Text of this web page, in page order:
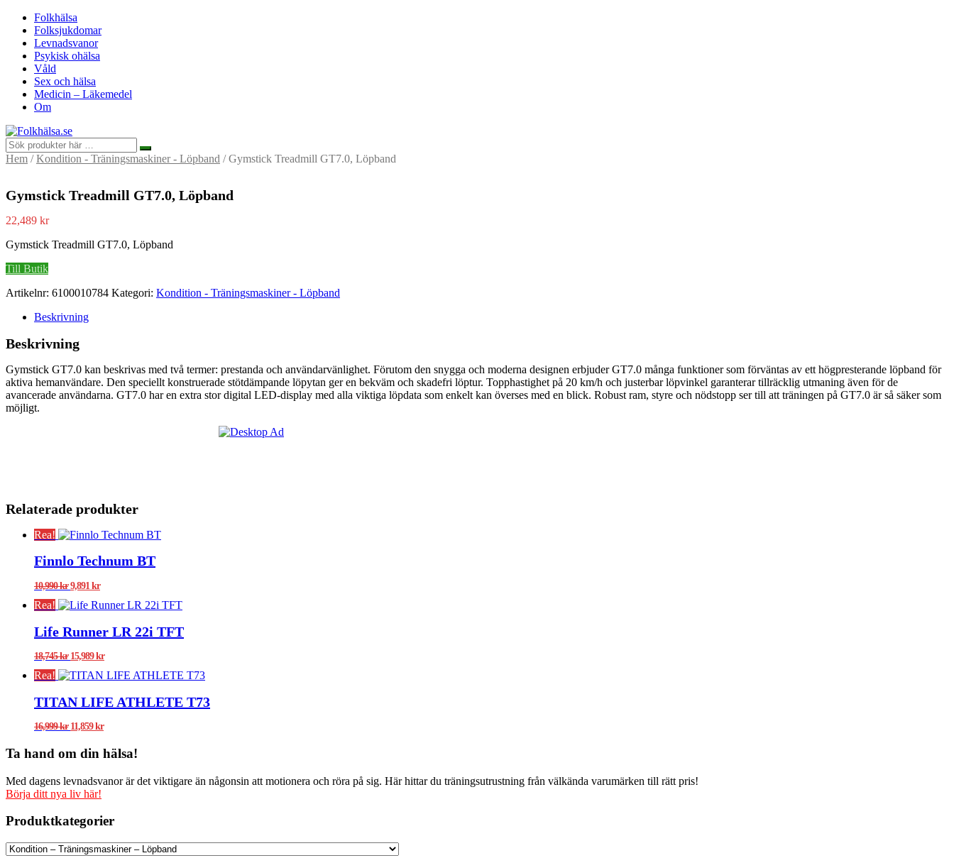
Folkhälsa
Folksjukdomar
Levnadsvanor
Psykisk ohälsa
Våld
Sex och hälsa
Medicin – Läkemedel
Om
Hem /Kondition - Träningsmaskiner - Löpband / Gymstick Treadmill GT7.0, Löpband
Gymstick Treadmill GT7.0, Löpband
22,489 kr
Gymstick Treadmill GT7.0, Löpband
Till Butik
Artikelnr: 6100010784 Kategori: Kondition - Träningsmaskiner - Löpband
Beskrivning
Beskrivning
Gymstick GT7.0 kan beskrivas med två termer: prestanda och användarvänlighet. Förutom den snygga och moderna designen erbjuder GT7.0 många funktioner som förväntas av ett högpresterande löpband för
aktiva hemanvändare. Den speciellt konstruerade stötdämpande löpytan ger en bekväm och skadefri löptur. Topphastighet på 20 km/h och justerbar löpvinkel garanterar tillräcklig utmaning även för de
avancerade användarna. GT7.0 har en extra stor digital LED-display med alla viktiga löpdata som enkelt kan överses med en blick. Robust ram, styre och nödstopp ser till att träningen på GT7.0 är så säker som
möjligt.
Relaterade produkter
Rea!
Finnlo Technum BT
10,990kr Det
priset
10,990 kr.
9,891 krDet
priset
9,891 kr.
Rea!
Life Runner LR 22i TFT
18,745kr Det
priset
18,745 kr.
15,989krDet
priset
15,989 kr.
Rea!
TITAN LIFE ATHLETE T73
16,999kr Det
priset
var:
11,859krDet
priset
är:
Ta hand om din hälsa!
Med dagens levnadsvanor är det viktigare än någonsin att motionera och röra på sig. Här hittar du träningsutrustning från välkända varumärken till rätt pris!
Börja ditt nya liv här!
Produktkategorier